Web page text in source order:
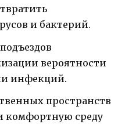
и бактерий.
вероятности
инфекций.
пространств
комфортную среду